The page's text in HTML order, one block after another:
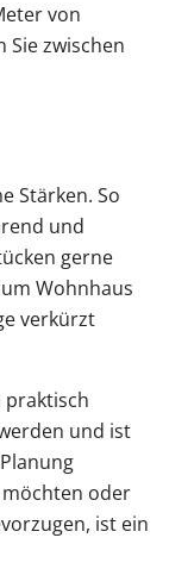
von
zwischen
Stärken. So
und
gerne
Wohnhaus
verkürzt
praktisch
und ist
oder
ist ein